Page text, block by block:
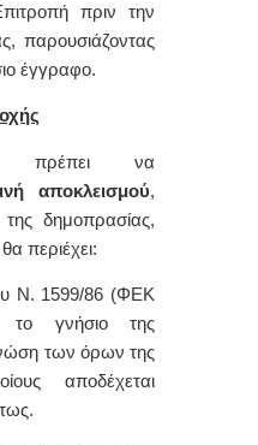
πριν την
παρουσιάζοντας
έγγραφο.
πρέπει να
αποκλεισμού,
δημοπρασίας,
περιέχει:
Ν. 1599/86 (ΦΕΚ
γνήσιο της
των όρων της
αποδέχεται